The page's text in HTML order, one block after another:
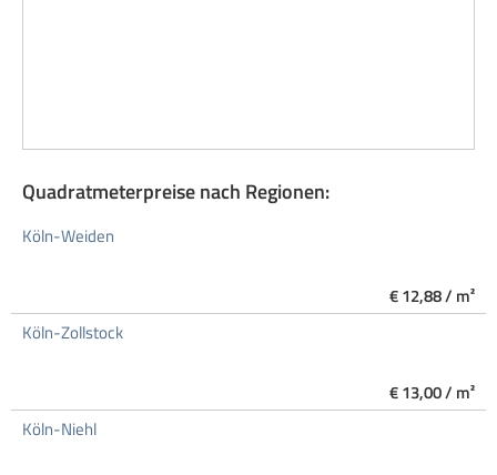
Quadratmeterpreise nach Regionen:
Köln-Weiden
€ 12,88 / m²
Köln-Zollstock
€ 13,00 / m²
Köln-Niehl